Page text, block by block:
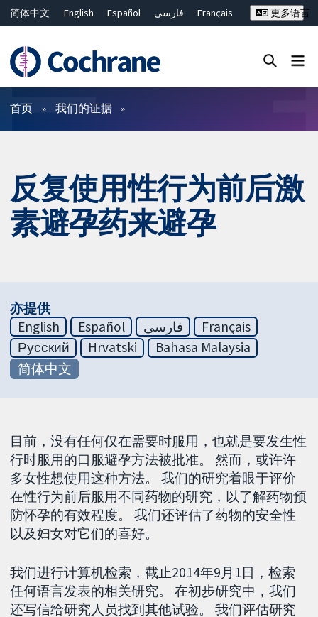
简体中文 English Español فارسی
Français
ไทย
繁體中文
更多语言
过滤
首页 我们的证据
反复使用性行为前后激
素避孕药来避孕
亦提供
English
Español فارسی
Français
Русский
Hrvatski
Bahasa Malaysia
简体中文
目前，没有任何仅在需要时服用，也就是要发生性
行时服用的口服避孕方法被批准。 然而，或许许
多女性想使用这种方法。 我们的研究着眼于评价
在性行为前后服用不同药物的研究，以了解药物预
防怀孕的有效程度。 我们还评估了药物的安全性
以及妇女对它们的喜好。
我们进行计算机检索，截止2014年9月1日，检索
任何语言发表的相关研究。 在初步研究中，我们
还写信给研究人员找到其他试验。 我们评估研究